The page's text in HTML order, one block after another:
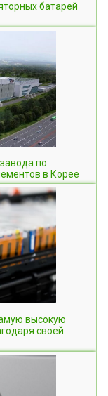
батарей
по
в Корее
высокую
своей